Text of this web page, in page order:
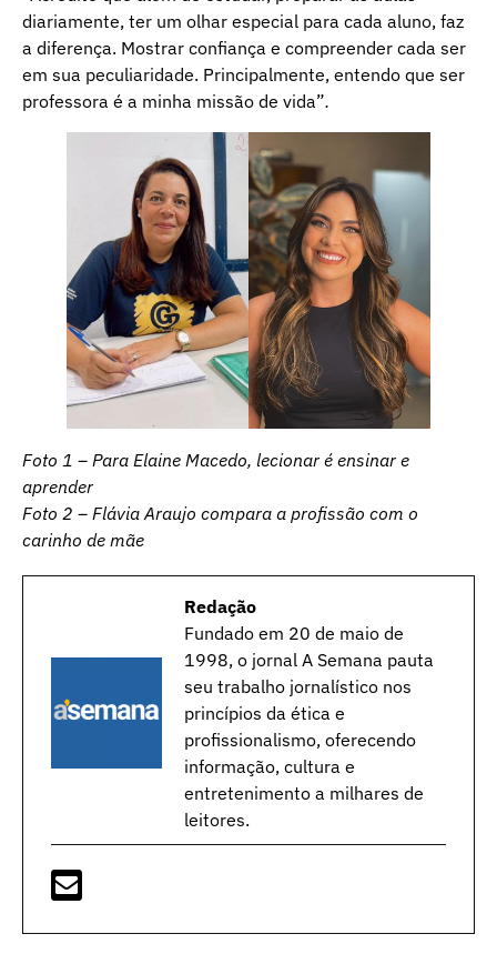
diariamente, ter um olhar especial para cada aluno, faz
a diferença. Mostrar confiança e compreender cada ser
em sua peculiaridade. Principalmente, entendo que ser
professora é a minha missão de vida”.
Foto 1 – Para Elaine Macedo, lecionar é ensinar e
aprender
Foto 2 – Flávia Araujo compara a profissão com o
carinho de mãe
Redação
Fundado em 20 de maio de
1998, o jornal A Semana pauta
seu trabalho jornalístico nos
princípios da ética e
profissionalismo, oferecendo
informação, cultura e
entretenimento a milhares de
leitores.